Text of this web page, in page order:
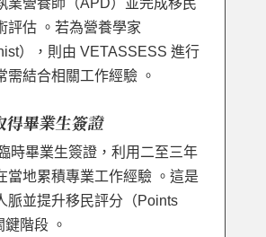
評估 。若為營養學家
），則由 VETASSESS 進行
需結合相關工作經驗 。
得畢業生簽證
時畢業生簽證，利用二至三年
當地累積專業工作經驗 。這是
脈並提升移民評分（Points
鍵階段 。